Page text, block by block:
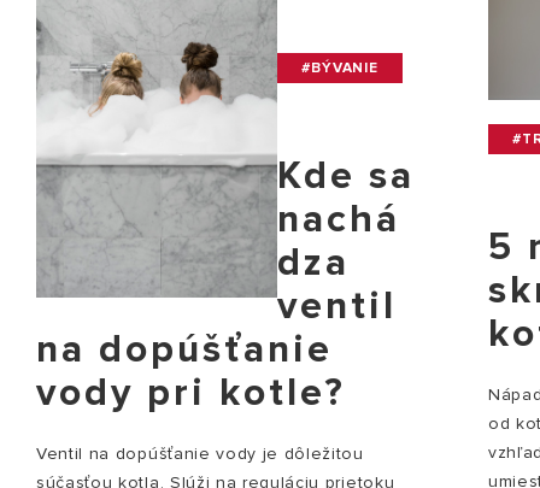
#BÝVANIE
Kde sa
nachá
dza
ventil
na dopúšťanie
vody pri kotle?
Ventil na dopúšťanie vody je dôležitou
súčasťou kotla. Slúži na reguláciu prietoku
5
od